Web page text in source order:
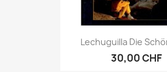
Lechuguilla Die
30,00 CHF